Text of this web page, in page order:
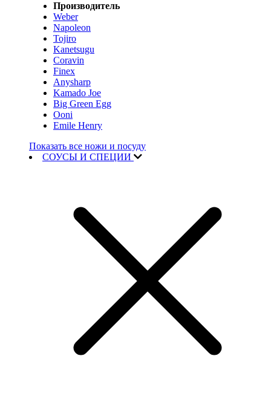
Производитель
Weber
Napoleon
Tojiro
Kanetsugu
Coravin
Finex
Anysharp
Kamado Joe
Big Green Egg
Ooni
Emile Henry
Показать все ножи и посуду
СОУСЫ И СПЕЦИИ